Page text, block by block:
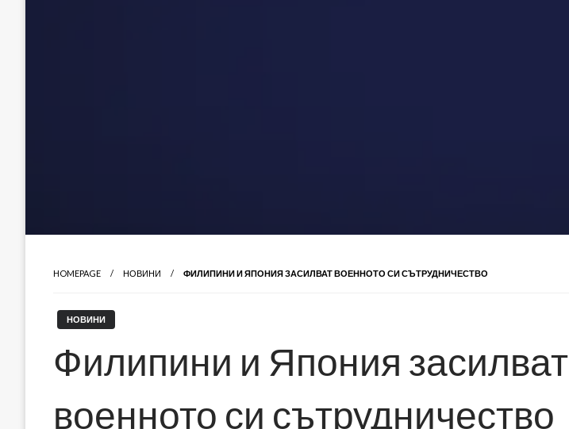
HOMEPAGE НОВИНИ ФИЛИПИНИ И ЯПОНИЯ ЗАСИЛВАТ ВОЕННОТО СИ СЪТРУДНИЧЕСТВО
НОВИНИ
Филипини и Япония засилват
военното си сътрудничество